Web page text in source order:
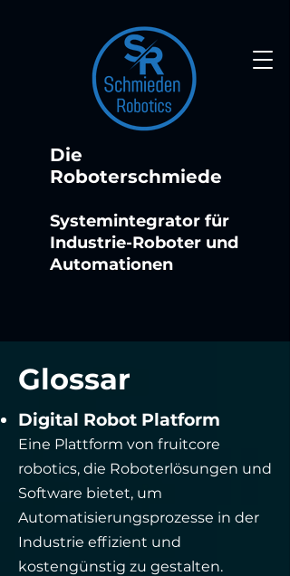
Die
Roboterschmiede
Systemintegrator für
Industrie-Roboter und
Automationen
Glossar
Digital Robot Platform
Eine Plattform von fruitcore
robotics, die Roboterlösungen und
Software bietet, um
Automatisierungsprozesse in der
Industrie effizient und
kostengünstig zu gestalten.